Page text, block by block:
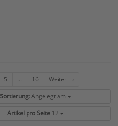
5 ... 16 Weiter →
Sortierung: Angelegt am
Artikel pro Seite 12